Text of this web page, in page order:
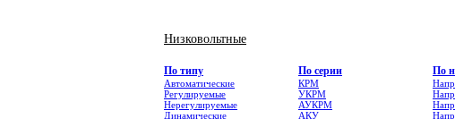
Низковольтные
По типу
Автоматические
Регулируемые
Нерегулируемые
Динамические
По серии
КРМ
УКРМ
АУКРМ
АКУ
По